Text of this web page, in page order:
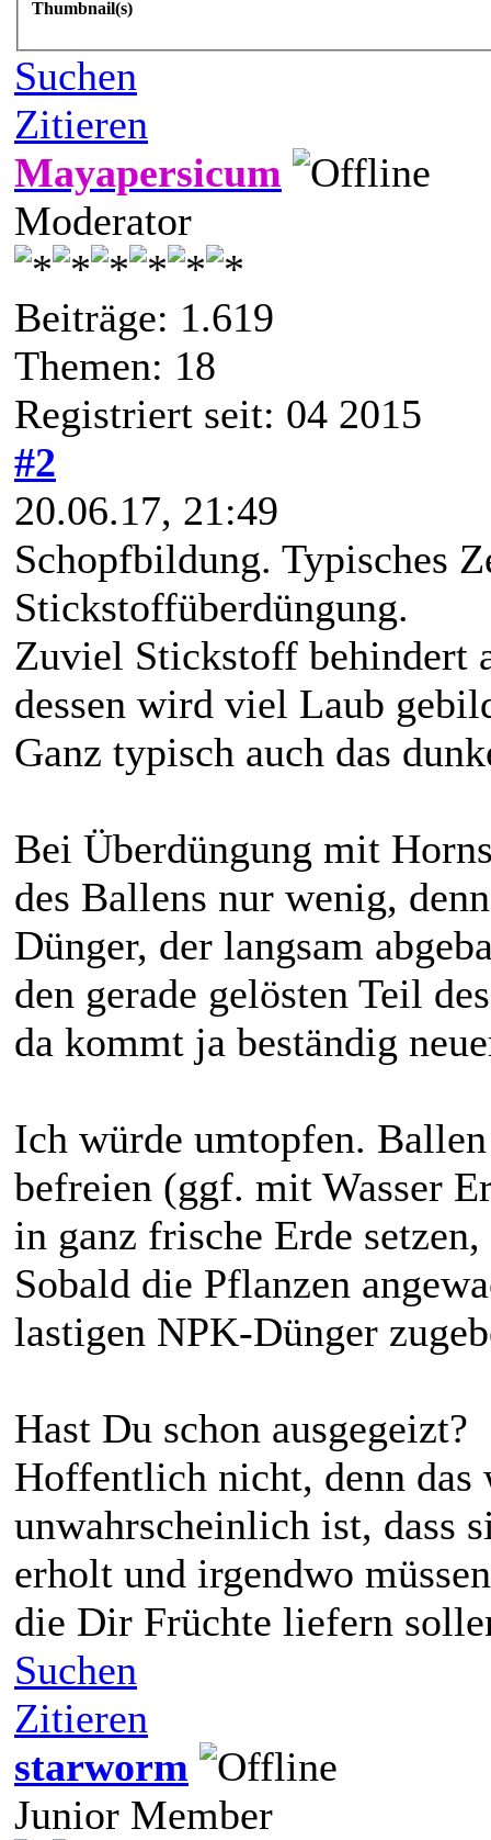
Thumbnail(s)
Suchen
Zitieren
Mayapersicum
Moderator
Beiträge: 1.619
Themen: 18
Registriert seit: 04 2015
#2
20.06.17, 21:49
Schopfbildung. Typisches
Stickstoffüberdüngung.
Zuviel Stickstoff behindert
dessen wird viel Laub
Ganz typisch auch das
Bei Überdüngung mit
des Ballens nur wenig,
Dünger, der langsam
den gerade gelösten Teil
da kommt ja beständig
Ich würde umtopfen.
befreien (ggf. mit Wasser
in ganz frische Erde
Sobald die Pflanzen
lastigen NPK-Dünger
Hast Du schon ausgegeizt?
Hoffentlich nicht, denn das
unwahrscheinlich ist, dass
erholt und irgendwo
die Dir Früchte liefern
Suchen
Zitieren
starworm
Junior Member